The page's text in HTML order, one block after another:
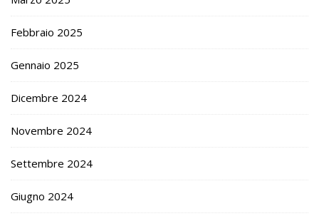
Febbraio 2025
Gennaio 2025
Dicembre 2024
Novembre 2024
Settembre 2024
Giugno 2024